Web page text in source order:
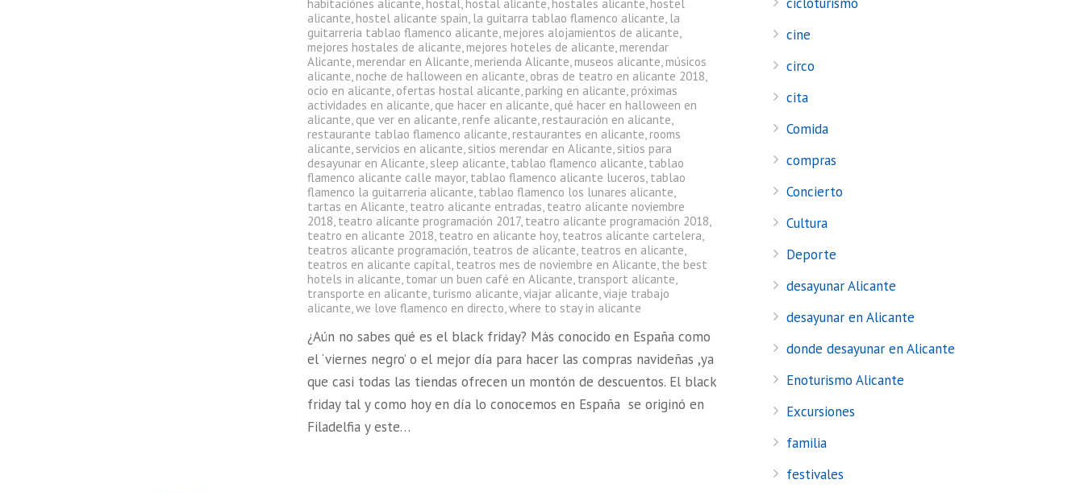
habitaciónes alicante, hostal, hostal alicante, hostales alicante, hostel
alicante, hostel alicante spain, la guitarra tablao flamenco alicante, la
guitarreria tablao flamenco alicante, mejores alojamientos de alicante,
mejores hostales de alicante, mejores hoteles de alicante, merendar
Alicante, merendar en Alicante, merienda Alicante, museos alicante, músicos
alicante, noche de halloween en alicante, obras de teatro en alicante 2018,
ocio en alicante, ofertas hostal alicante, parking en alicante, próximas
actividades en alicante, que hacer en alicante, qué hacer en halloween en
alicante, que ver en alicante, renfe alicante, restauración en alicante,
restaurante tablao flamenco alicante, restaurantes en alicante, rooms
alicante, servicios en alicante, sitios merendar en Alicante, sitios para
desayunar en Alicante, sleep alicante, tablao flamenco alicante, tablao
flamenco alicante calle mayor, tablao flamenco alicante luceros, tablao
flamenco la guitarreria alicante, tablao flamenco los lunares alicante,
tartas en Alicante, teatro alicante entradas, teatro alicante noviembre
2018, teatro alicante programación 2017, teatro alicante programación 2018,
teatro en alicante 2018, teatro en alicante hoy, teatros alicante cartelera,
teatros alicante programación, teatros de alicante, teatros en alicante,
teatros en alicante capital, teatros mes de noviembre en Alicante, the best
hotels in alicante, tomar un buen café en Alicante, transport alicante,
transporte en alicante, turismo alicante,viajar alicante,viaje trabajo
alicante,we love flamenco en directo,where to stay in alicante
¿Aún no sabes qué es el black friday? Más conocido en España como
el ‘viernes negro’ o el mejor día para hacer las compras navideñas ,ya
que casi todas las tiendas ofrecen un montón de descuentos. El black
friday tal y como hoy en día lo conocemos en España se originó en
Filadelfia y este…
cine
circo
cita
Comida
compras
Concierto
Cultura
Deporte
desayunar Alicante
desayunar en Alicante
donde desayunar en Alicante
Enoturismo Alicante
Excursiones
familia
festivales